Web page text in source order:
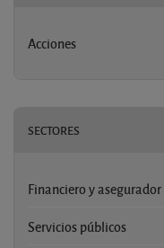
Acciones
SECTORES
Financiero y asegurador
Servicios públicos